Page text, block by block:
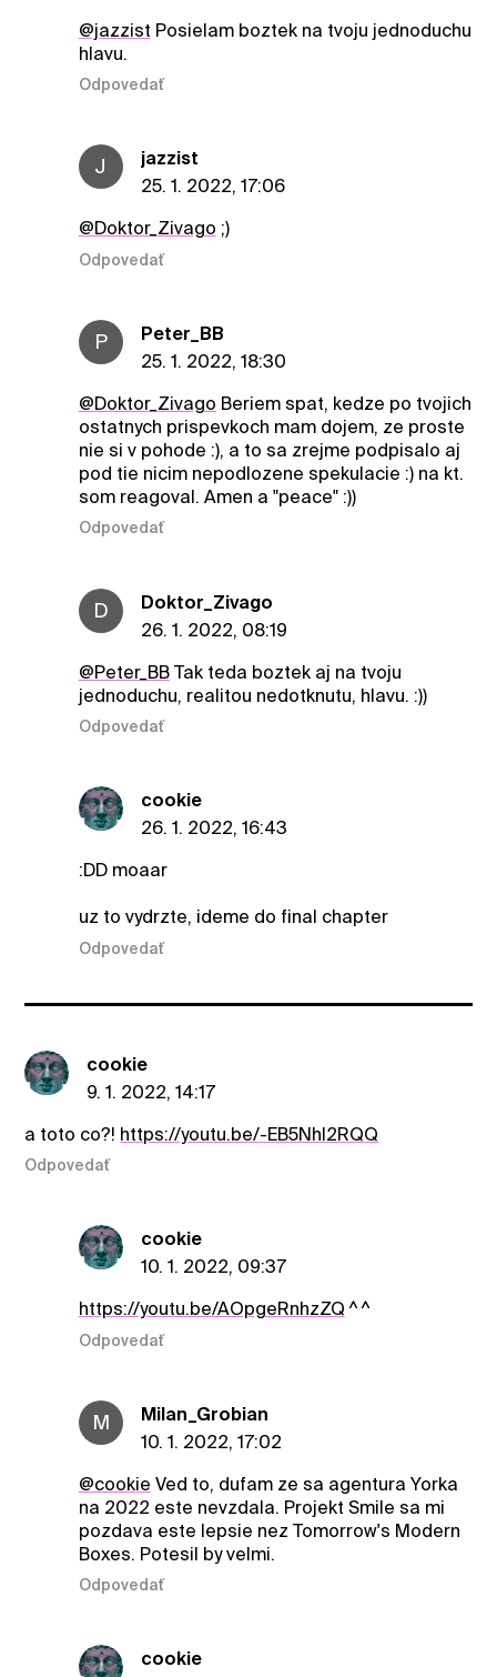
@jazzist Posielam boztek na tvoju jednoduchu
hlavu.
Odpovedať
J
jazzist
25. 1. 2022, 17:06
@Doktor_Zivago ;)
Odpovedať
P
Peter_BB
25. 1. 2022, 18:30
@Doktor_Zivago Beriem spat, kedze po tvojich
ostatnych prispevkoch mam dojem, ze proste
nie si v pohode :), a to sa zrejme podpisalo aj
pod tie nicim nepodlozene spekulacie :) na kt.
som reagoval. Amen a "peace" :))
Odpovedať
D
Doktor_Zivago
26. 1. 2022, 08:19
@Peter_BBTak teda boztek aj na tvoju
jednoduchu, realitou nedotknutu, hlavu. :))
Odpovedať
cookie
26. 1. 2022, 16:43
:DD moaar
uz to vydrzte, ideme do final chapter
Odpovedať
cookie
9. 1. 2022, 14:17
a toto co?! https://youtu.be/-EB5NhI2RQQ
Odpovedať
cookie
10. 1. 2022, 09:37
https://youtu.be/AOpgeRnhzZQ ^ ^
Odpovedať
M
Milan_Grobian
10. 1. 2022, 17:02
@cookie Ved to, dufam ze sa agentura Yorka
na 2022 este nevzdala. Projekt Smile sa mi
pozdava este lepsie nez Tomorrow's Modern
Boxes. Potesil by velmi.
Odpovedať
cookie